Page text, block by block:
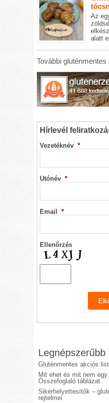
Az
alatt
További gluténmentes
Hírlevél
Vezetéknév *
Utónév *
Email *
Ellenőrzés
Legnépszerűbb
Gluténmentes akciós
Mit ehet és mit nem
Összefoglaló táblázat.
Sikérhelyettesítők –
rejtelmei